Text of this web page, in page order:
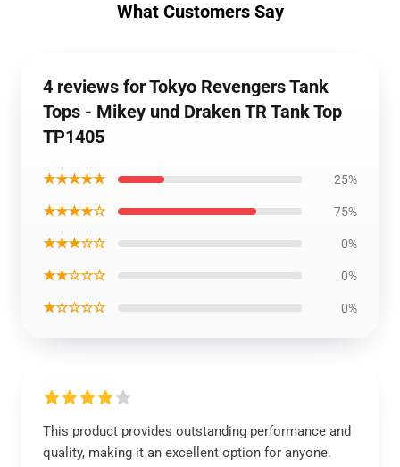
What Customers Say
4 reviews for Tokyo Revengers Tank
Tops - Mikey und Draken TR Tank Top
TP1405
★★★★★ 25%
★★★★☆ 75%
★★★☆☆ 0%
★★☆☆☆ 0%
★☆☆☆☆ 0%
This product provides outstanding performance and
quality, making it an excellent option for anyone.